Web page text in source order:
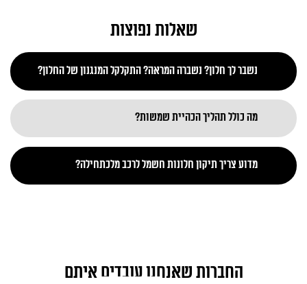
שאלות נפוצות
נשבר לך חלון? נשברה המראה? התקלקל המנגנון של החלון?
מה כולל תהליך הכהיית שמשות?
מדוע צריך תיקון חלונות חשמל לרכב מלכתחילה?
החברות שאנחנו עובדים איתם